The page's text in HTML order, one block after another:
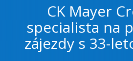
CK Mayer
specialista na
zájezdy s 33-